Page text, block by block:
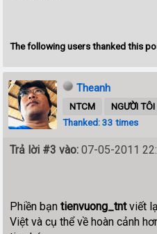
The following users thanked this
Theanh
NTCM
NGƯỜI
Thanked: 33 times
Trả lời #3 vào: 07-05-2011
Phiền bạntienvuong_tntviết
Việt và cụ thể về hoàn cảnh